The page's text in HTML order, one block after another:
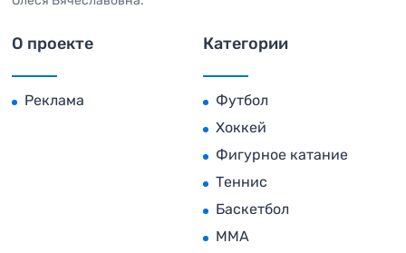
О проекте
Реклама
Категории
Футбол
Хоккей
Фигурное катание
Теннис
Баскетбол
MMA